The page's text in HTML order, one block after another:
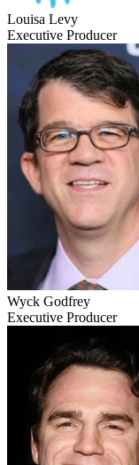
Louisa Levy
Executive Producer
Wyck Godfrey
Executive Producer